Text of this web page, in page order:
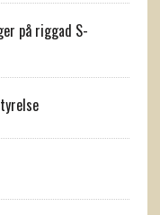
på riggad S-